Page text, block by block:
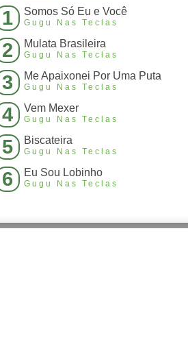
1 Somos Só Eu e Você
Gugu Nas Teclas
2 Mulata Brasileira
Gugu Nas Teclas
3 Me Apaixonei Por Uma Puta
Gugu Nas Teclas
4 Vem Mexer
Gugu Nas Teclas
5 Biscateira
Gugu Nas Teclas
6 Eu Sou Lobinho
Gugu Nas Teclas